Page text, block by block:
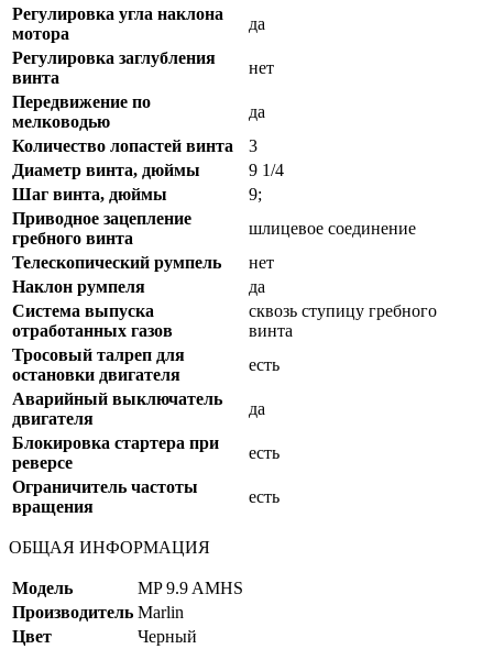
Регулировка угла наклона
мотора
да
Регулировка заглубления
винта
нет
Передвижение по
мелководью
да
Количество лопастей винта
3
Диаметр винта, дюймы
9 1/4
Шаг винта, дюймы
9;
Приводное зацепление
гребного винта
шлицевое соединение
Телескопический румпель
нет
Наклон румпеля
да
Система выпуска
отработанных газов
сквозь ступицу гребного
винта
Тросовый талреп для
остановки двигателя
есть
Аварийный выключатель
двигателя
да
Блокировка стартера при
реверсе
есть
Ограничитель частоты
вращения
есть
ОБЩАЯ ИНФОРМАЦИЯ
Модель
MP 9.9 AMHS
Производитель Marlin
Цвет
Черный